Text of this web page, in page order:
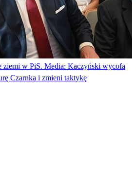
ziemi w PiS. Media: Kaczyński wycofa
Czarnka i zmieni taktykę